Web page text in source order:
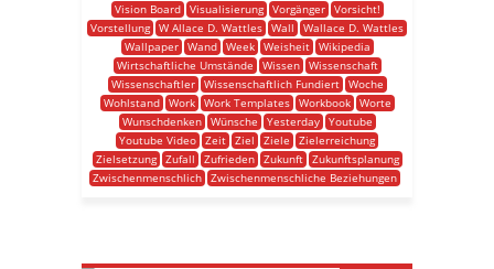
Vision Board
Visualisierung Vorgänger
Vorsicht!
Vorstellung W Allace D. Wattles Wall
Wallace D. Wattles
Wallpaper
Wand Week Weisheit
Wikipedia
Wirtschaftliche Umstände
Wissen
Wissenschaft
Wissenschaftler
Wissenschaftlich Fundiert
Woche
Wohlstand
Work Work Templates Workbook
Worte
Wunschdenken
Wünsche Yesterday
Youtube
Youtube Video Zeit Ziel Ziele
Zielerreichung
Zielsetzung
Zufall Zufrieden Zukunft
Zukunftsplanung
Zwischenmenschlich
Zwischenmenschliche Beziehungen